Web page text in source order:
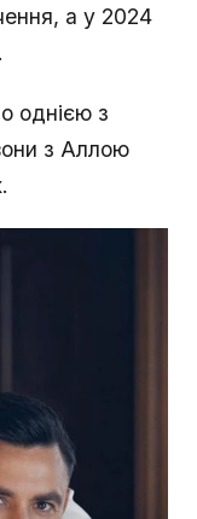
а у 2024
однією з
з Аллою